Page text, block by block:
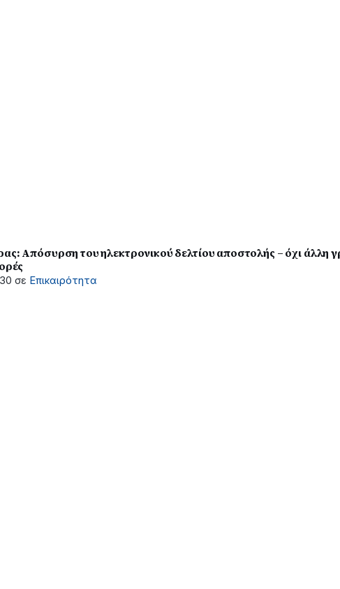
Απόσυρση του ηλεκτρονικού δελτίου αποστολής – όχι άλλη
σε Επικαιρότητα